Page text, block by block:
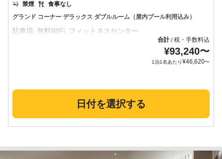
グランド コーナー デラックス ダブルルーム（屋内プール利用込み）
禁煙 食事なし
合計/税・手数料込
¥93,240〜
1泊1名あたり¥46,620〜
日付を選択する